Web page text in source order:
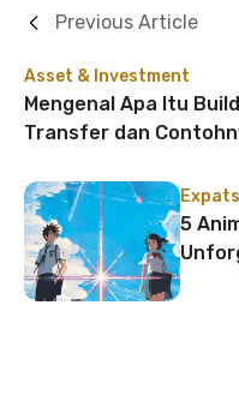
Asset & Investment
Mengenal Apa Itu
Transfer dan
Previous Article
Expats
5